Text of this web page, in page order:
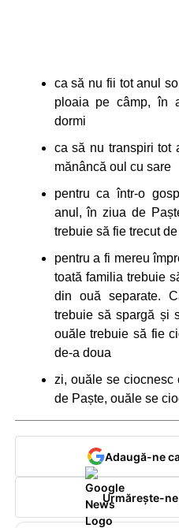
ca să nu fii tot anul
ploaia pe câmp, în
dormi
ca să nu transpiri tot
mănâncă oul cu sare
pentru ca într-o
anul, în ziua de
trebuie să fie trecut
pentru a fi mereu
toată familia trebuie
din ouă separate.
trebuie să spargă și
ouăle trebuie să fie
de-a doua
zi, ouăle se ciocnesc
de Paște, ouăle se
Adaugă-ne
Urmărește-